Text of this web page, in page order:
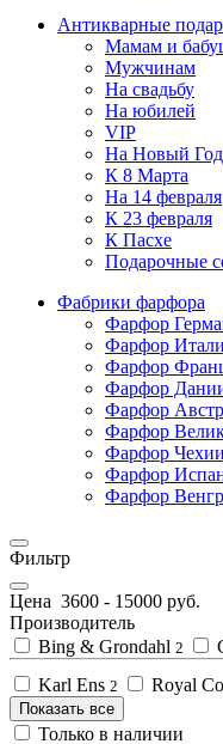
Антикварные
Мамам и
Мужчинам
На свадьбу
На юбилей
VIP
На Новый Год
К 8 Марта
На 14 февраля
К 23 февраля
К Пасхе
Подарочные
Фабрики фарфора
Фарфор
Фарфор
Фарфор
Фарфор
Фарфор
Фарфор
Фарфор Чехии
Фарфор
Фарфор
Фильтр
Цена 3600 - 15000 руб.
Производитель
Bing & Grondahl 2
Karl Ens 2 Royal
Показать все
Только в наличии